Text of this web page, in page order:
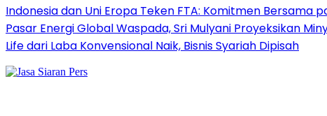
Indonesia dan Uni Eropa Teken FTA: Komitmen Bersama
Pasar Energi Global Waspada, Sri Mulyani Proyeksikan
Life dari Laba Konvensional Naik, Bisnis Syariah Dipisah